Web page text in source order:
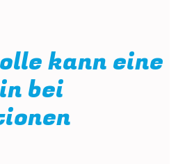
kann eine
bei